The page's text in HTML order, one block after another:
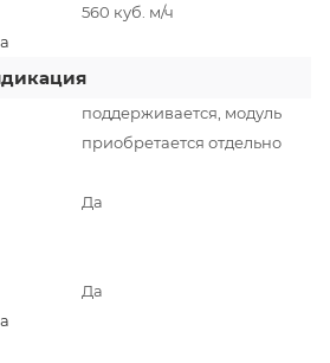
560 куб. м/ч
поддерживается, модуль
приобретается отдельно
Да
Да